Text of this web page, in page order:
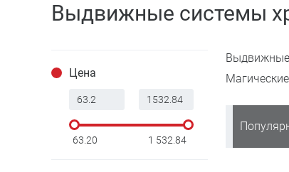
Выдвижные системы
Цена
63.20 1 532.84
Выдвижные